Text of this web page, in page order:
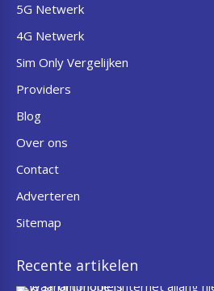
5G Netwerk
4G Netwerk
Sim Only Vergelijken
Providers
Blog
Over ons
Contact
Adverteren
Sitemap
Recente artikelen